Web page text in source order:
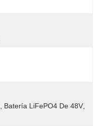
Batería LiFePO4 De 48V